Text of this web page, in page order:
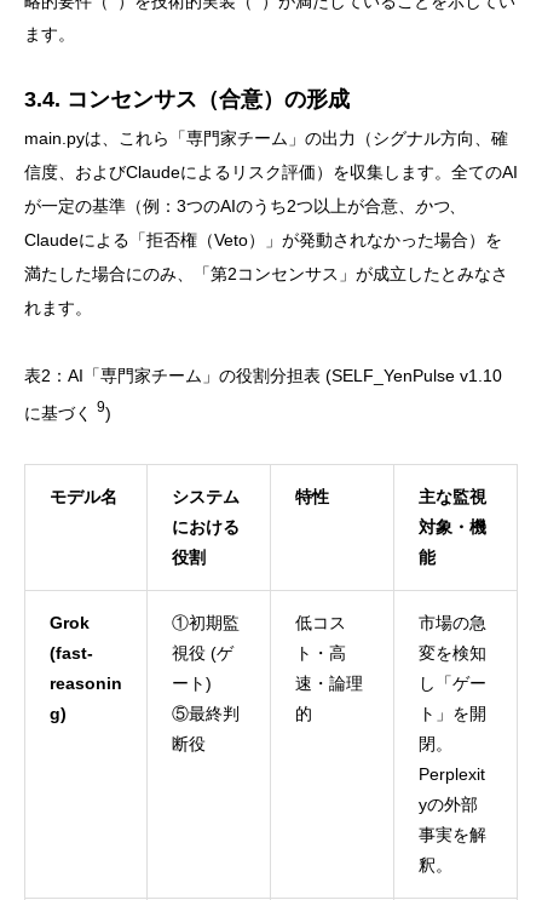
ます。
3.4. コンセンサス（合意）の形成
main.pyは、これら「専門家チーム」の出力（シグナル方向、確
信度、およびClaudeによるリスク評価）を収集します。全てのAI
が一定の基準（例：3つのAIのうち2つ以上が合意、 かつ、
Claudeによる「拒否権（Veto）」が発動されなかった場合）を
満たした場合にのみ、「第2コンセンサス」が成立したとみなさ
れます。
表2：AI「専門家チーム」の役割分担表 (SELF_YenPulse v1.10
に基づく
9)
モデル名
システム
における
役割
特性
主な監視
対象・機
能
Grok
(fast-
reasonin
g)
①初期監
視役 (ゲ
ート)
⑤最終判
断役
低コス
ト・高
速・論理
的
市場の急
変を検知
し「ゲー
ト」を開
閉。
Perplexit
yの外部
事実を解
釈。